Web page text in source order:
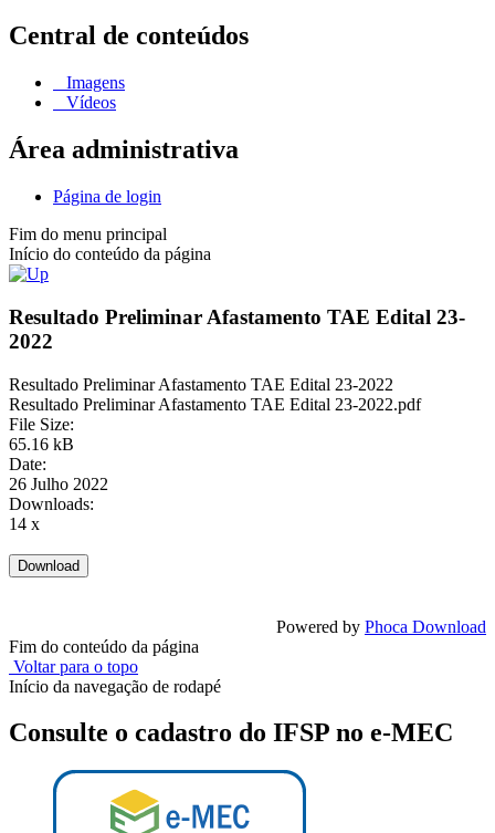
Central de conteúdos
Imagens
Vídeos
Área administrativa
Página de login
Fim do menu principal
Início do conteúdo da página
Resultado Preliminar Afastamento TAE Edital 23-
2022
Resultado Preliminar Afastamento TAE Edital 23-2022
Resultado Preliminar Afastamento TAE Edital 23-2022.pdf
File Size:
65.16 kB
Date:
26 Julho 2022
Downloads:
14 x
Powered by Phoca Download
Fim do conteúdo da página
Voltar para o topo
Início da navegação de rodapé
Consulte o cadastro do IFSP no e-MEC